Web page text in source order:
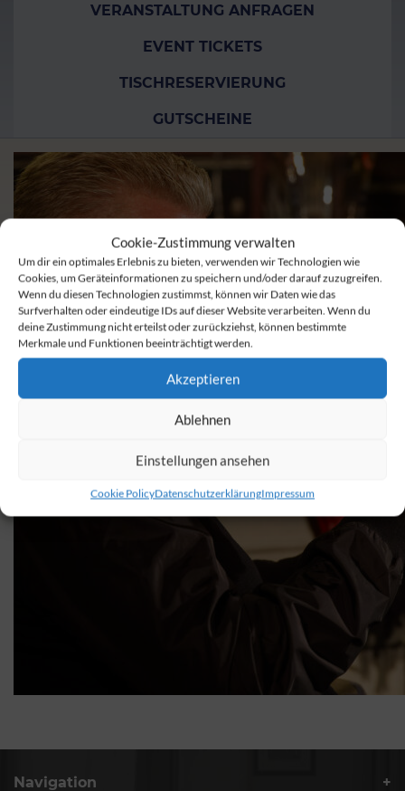
Cookie-Zustimmung verwalten
Um dir ein optimales Erlebnis zu bieten, verwenden wir Technologien wie
Cookies, um Geräteinformationen zu speichern und/oder darauf zuzugreifen.
Wenn du diesen Technologien zustimmst, können wir Daten wie das
Surfverhalten oder eindeutige IDs auf dieser Website verarbeiten. Wenn du
deine Zustimmung nicht erteilst oder zurückziehst, können bestimmte
Merkmale und Funktionen beeinträchtigt werden.
Akzeptieren
Ablehnen
Einstellungen ansehen
Cookie PolicyDatenschutzerklärungImpressum
VERANSTALTUNG ANFRAGEN
EVENT TICKETS
TISCHRESERVIERUNG
GUTSCHEINE
Navigation